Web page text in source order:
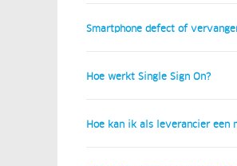
Smartphone defect of
Hoe werkt Single Sign On?
Hoe kan ik als leverancier een